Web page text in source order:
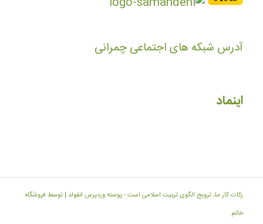
آدرس شبکه های اجتماعی چمرانی
اینماد
زکات کار ما، ترویج الگوی تربیت اسلامی است -پوسته وردپرس انفولد | توسط فروشگاه
خاتم